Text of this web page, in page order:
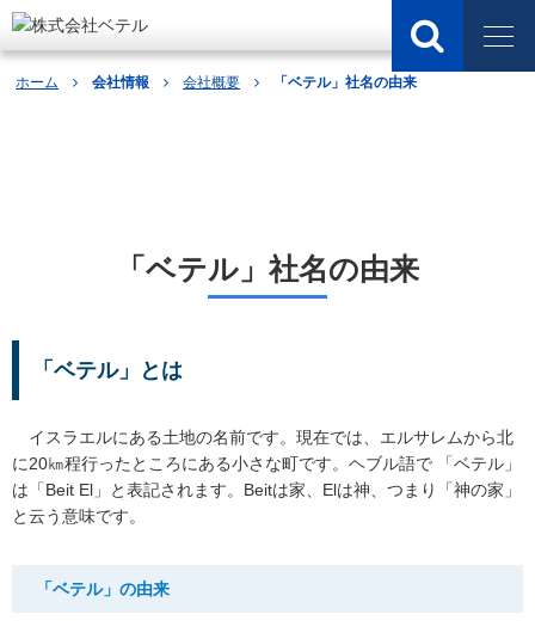
ホーム 会社情報 会社概要 「ベテル」社名の由来
「ベテル」社名の由来
「ベテル」とは
イスラエルにある土地の名前です。現在では、エルサレムから北
に20㎞程行ったところにある小さな町です。ヘブル語で 「ベテル」
は「Beit El」と表記されます。Beitは家、Elは神、つまり「神の家」
と云う意味です。
「ベテル」の由来